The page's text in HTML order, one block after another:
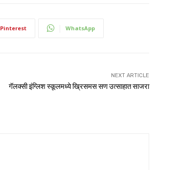
Pinterest WhatsApp
NEXT ARTICLE
गॅलक्सी इंग्लिश स्कूलमध्ये ख्रिसमस सण उत्साहात साजरा